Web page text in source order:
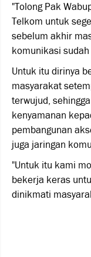
"Tolong Pak
Telkom untuk
sebelum akhir
komunikasi
Untuk itu dirinya
masyarakat
terwujud,
kenyamanan
pembangunan
juga jaringan
"Untuk itu kami
bekerja keras
dinikmati